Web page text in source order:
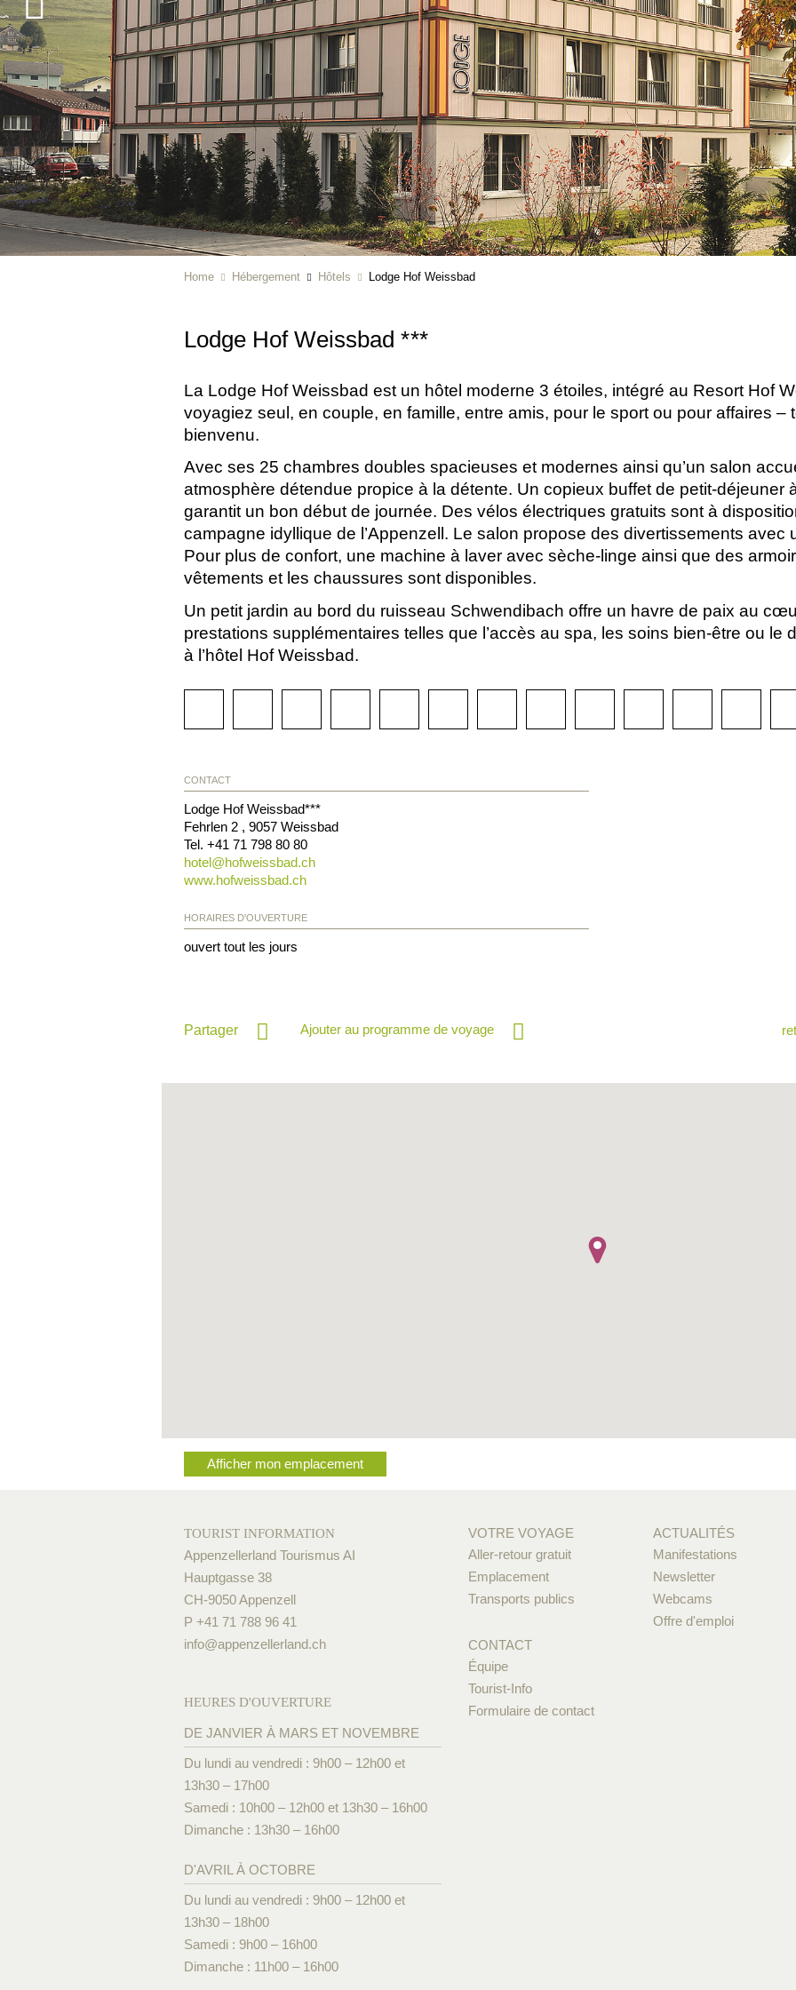
Home Hébergement Hôtels Lodge Hof Weissbad
Lodge Hof Weissbad ***
La Lodge Hof Weissbad est un hôtel moderne 3 étoiles, intégré au Resort Hof
voyagiez seul, en couple, en famille, entre amis, pour le sport ou pour affaires –
bienvenu.
Avec ses 25 chambres doubles spacieuses et modernes ainsi qu’un salon
atmosphère détendue propice à la détente. Un copieux buffet de petit-déjeuner
garantit un bon début de journée. Des vélos électriques gratuits sont à
campagne idyllique de l’Appenzell. Le salon propose des divertissements avec
Pour plus de confort, une machine à laver avec sèche-linge ainsi que des
vêtements et les chaussures sont disponibles.
Un petit jardin au bord du ruisseau Schwendibach offre un havre de paix au
prestations supplémentaires telles que l’accès au spa, les soins bien-être ou le
à l’hôtel Hof Weissbad.
CONTACT
Lodge Hof Weissbad***
Fehrlen 2 , 9057 Weissbad
Tel. +41 71 798 80 80
hotel@hofweissbad.ch
www.hofweissbad.ch
HORAIRES D'OUVERTURE
ouvert tout les jours
Partager Ajouter au programme de voyage
Afficher mon emplacement
TOURIST INFORMATION
Appenzellerland Tourismus AI
Hauptgasse 38
CH-9050 Appenzell
P +41 71 788 96 41
info@appenzellerland.ch
HEURES D'OUVERTURE
DE JANVIER À MARS ET NOVEMBRE
Du lundi au vendredi : 9h00 – 12h00 et
13h30 – 17h00
Samedi : 10h00 – 12h00 et 13h30 – 16h00
Dimanche : 13h30 – 16h00
D'AVRIL À OCTOBRE
Du lundi au vendredi : 9h00 – 12h00 et
13h30 – 18h00
Samedi : 9h00 – 16h00
Dimanche : 11h00 – 16h00
VOTRE VOYAGE
Aller-retour gratuit
Emplacement
Transports publics
CONTACT
Équipe
Tourist-Info
Formulaire de contact
ACTUALITÉS
Manifestations
Newsletter
Webcams
Offre d'emploi